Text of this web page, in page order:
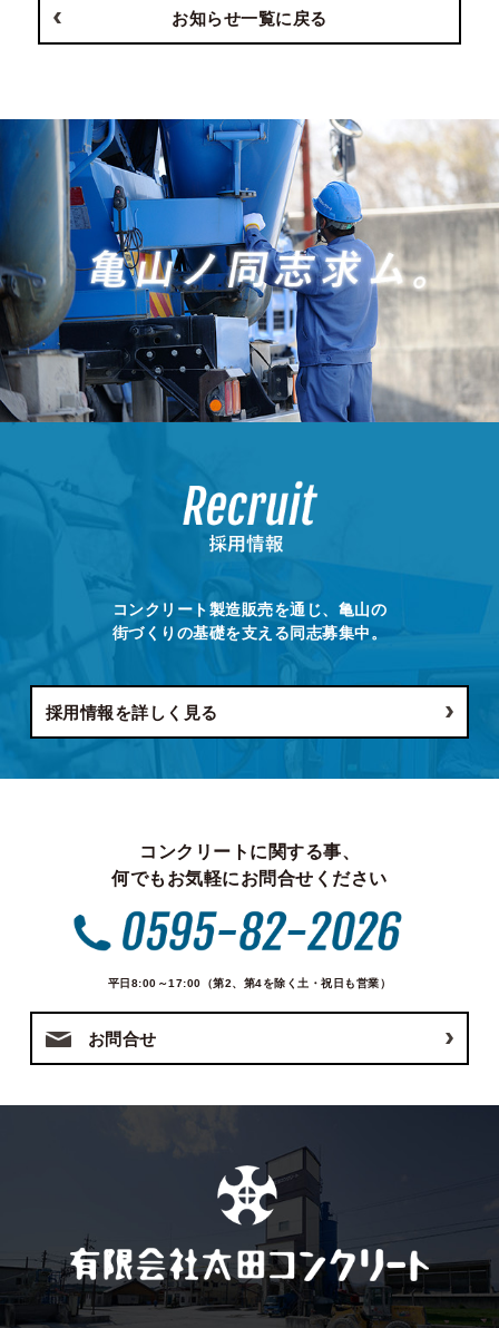
お知らせ一覧に戻る
コンクリート製造販売を通じ、亀山の
街づくりの基礎を支える同志募集中。
採用情報を詳しく見る
コンクリートに関する事、
何でもお気軽にお問合せください
平日8:00～17:00（第2、第4を除く土・祝日も営業）
お問合せ